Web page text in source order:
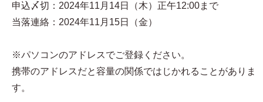
申込〆切：2024年11月14日（木）正午12:00まで
当落連絡：2024年11月15日（金）
※パソコンのアドレスでご登録ください。
携帯のアドレスだと容量の関係ではじかれることがありま
す。